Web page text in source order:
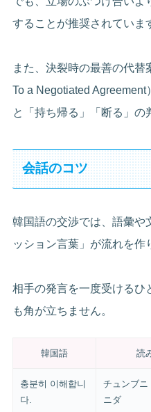
することが推奨されていま
また、決裂時の最善の代
To a Negotiated Agreement
と「持ち帰る」「断る」の
会話のコツ
韓国語の交渉では、語彙や
ッション言葉」が流れを作
相手の発言を一度受けるひ
も角が立ちません。
韓国語 読
충분히 이해합니
다.
チュンブニ
ニダ